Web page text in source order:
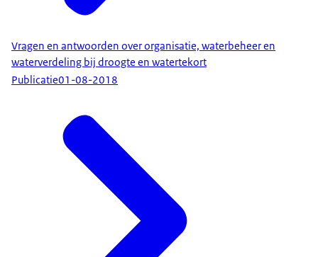
Vragen en antwoorden over organisatie, waterbeheer en
waterverdeling bij droogte en watertekort
Publicatie01-08-2018